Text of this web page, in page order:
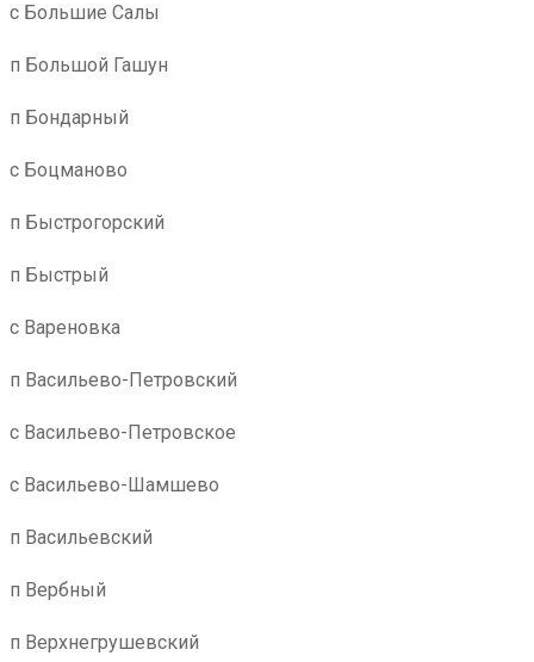
с Большие Салы
п Большой Гашун
п Бондарный
с Боцманово
п Быстрогорский
п Быстрый
с Вареновка
п Васильево-Петровский
с Васильево-Петровское
с Васильево-Шамшево
п Васильевский
п Вербный
п Верхнегрушевский